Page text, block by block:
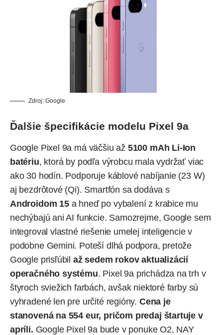
Zdroj: Google
Ďalšie špecifikácie modelu Pixel 9a
Google Pixel 9a má väčšiu až 5100 mAh Li-Ion
batériu, ktorá by podľa výrobcu mala vydržať viac
ako 30 hodín. Podporuje káblové nabíjanie (23 W)
aj bezdrôtové (Qi). Smartfón sa dodáva s
Androidom 15a hneď po vybalení z krabice mu
nechýbajú ani AI funkcie. Samozrejme, Google sem
integroval vlastné riešenie umelej inteligencie v
podobne Gemini. Poteší dlhá podpora, pretože
Google prisľúbil až sedem rokov aktualizácií
operačného systému. Pixel 9a prichádza na trh v
štyroch sviežich farbách, avšak niektoré farby sú
vyhradené len pre určité regióny. Cena je
stanovená na 554 eur, pričom predaj štartuje v
apríli. Google Pixel 9a bude v ponuke O2, NAY